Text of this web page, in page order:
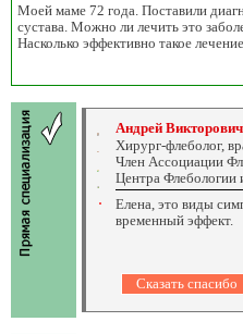
Моей маме 72 года. Поставили
сустава. Можно ли лечить это
Насколько эффективно такое
Андрей
Хирург-флеболог,
Член Ассоциации
Центра Флебологии
Елена, это виды
временный эффект.